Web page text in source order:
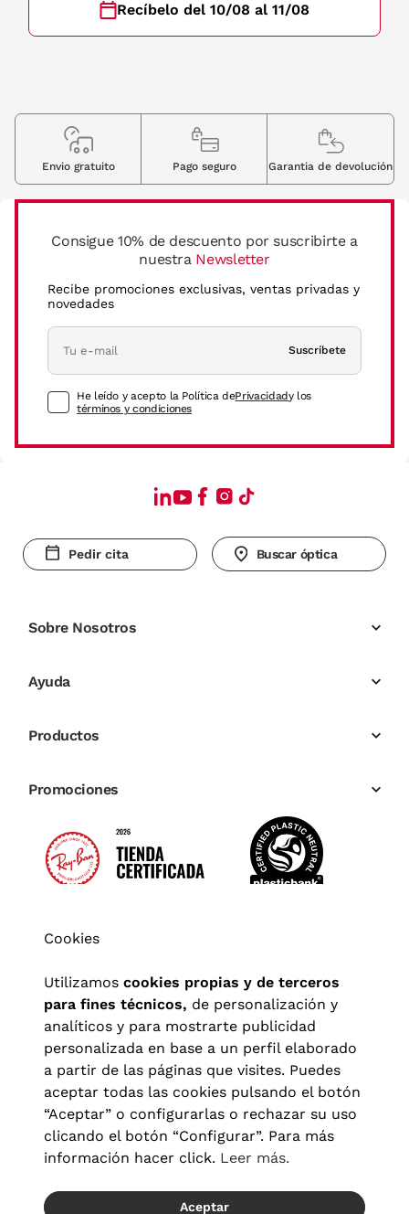
Recíbelo del 10/08 al 11/08
Consigue 10% de descuento por suscribirte a
nuestra Newsletter
Recibe promociones exclusivas, ventas privadas y
novedades
Suscríbete
He leído y acepto la Política dePrivacidady los
términos y condiciones
Envio gratuito Pago seguro Garantia de devolución
Pedir cita Buscar óptica
Sobre Nosotros
Ayuda
Productos
Promociones
Aviso legal| Política de privacidad Términos y condiciones
Política de cookies|Configuración de cookies
Cookies
Utilizamos cookies propias y de terceros
para fines técnicos, de personalización y
analíticos y para mostrarte publicidad
personalizada en base a un perfil elaborado
a partir de las páginas que visites. Puedes
aceptar todas las cookies pulsando el botón
“Aceptar” o configurarlas o rechazar su uso
clicando el botón “Configurar”. Para más
información hacer click. Leer más.
Aceptar